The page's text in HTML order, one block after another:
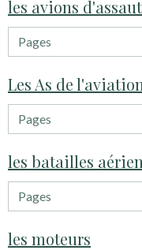
les avions
Les As de l'aviation
les batailles
les moteurs